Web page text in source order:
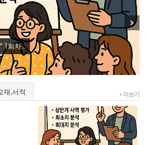
1회차…
Next
재,서적 + 더보기